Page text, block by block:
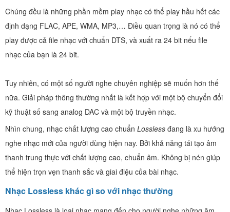
Chúng đều là những phần mềm play nhạc có thể play hầu hết các
định dạng FLAC, APE, WMA, MP3,… Điều quan trọng là nó có thể
play được cả file nhạc với chuẩn DTS, và xuất ra 24 bit nếu file
nhạc của bạn là 24 bit.
Tuy nhiên, có một số người nghe chuyên nghiệp sẽ muốn hơn thế
nữa. Giải pháp thông thường nhất là kết hợp với một bộ chuyển đổi
kỹ thuật số sang analog DAC và một bộ truyền nhạc.
Nhìn chung, nhạc chất lượng cao chuẩn Lossless đang là xu hướng
nghe nhạc mới của người dùng hiện nay. Bởi khả năng tái tạo âm
thanh trung thực với chất lượng cao, chuẩn âm. Không bị nén giúp
thể hiện trọn vẹn thanh sắc và giai điệu của bài nhạc.
Nhạc Lossless khác gì so với nhạc thường